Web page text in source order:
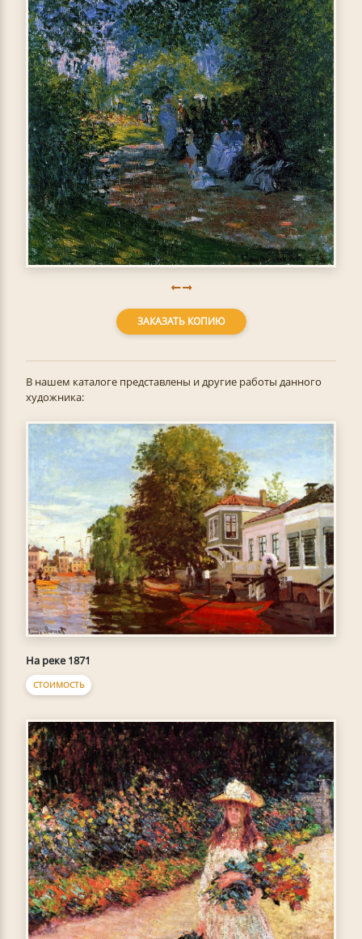
ЗАКАЗАТЬ КОПИЮ
В нашем каталоге представлены и другие работы данного
художника:
На реке 1871
СТОИМОСТЬ